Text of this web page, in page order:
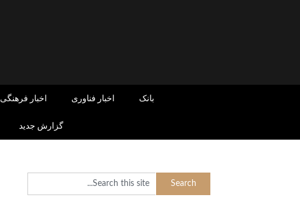
اخبار فرهنگی اخبار فناوری بانک
گزارش جدید